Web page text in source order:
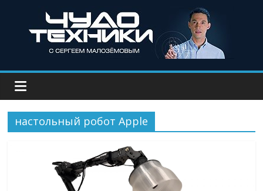
настольный робот Apple